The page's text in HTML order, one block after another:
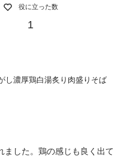
役に立った数
1
濃厚鶏白湯炙り肉盛りそば
ました。鶏の感じも良く出て